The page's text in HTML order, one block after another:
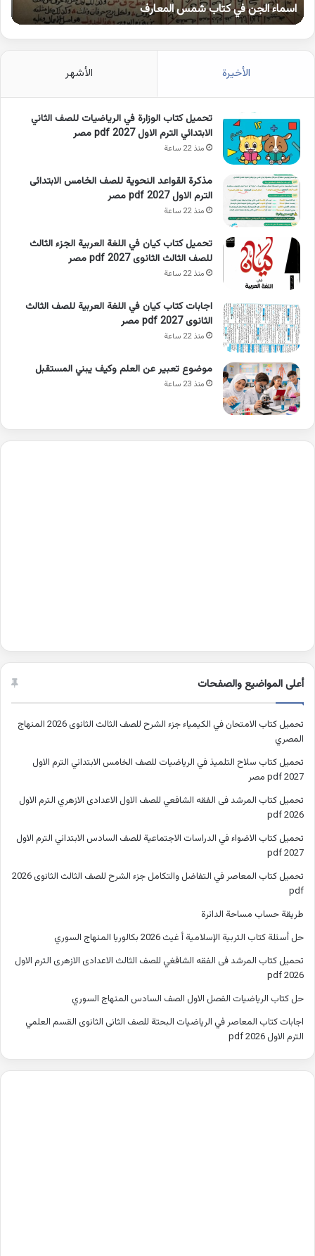
اسماء الجن في كتاب شمس المعارف
الأخيرة الأشهر
تحميل كتاب الوزارة في الرياضيات للصف الثاني
الابتدائي الترم الاول 2027 pdf مصر
منذ 22 ساعة
مذكرة القواعد النحوية للصف الخامس الابتدائى
الترم الاول 2027 pdf مصر
منذ 22 ساعة
تحميل كتاب كيان في اللغة العربية الجزء الثالث
للصف الثالث الثانوى 2027 pdf مصر
منذ 22 ساعة
اجابات كتاب كيان في اللغة العربية للصف الثالث
الثانوى 2027 pdf مصر
منذ 22 ساعة
موضوع تعبير عن العلم وكيف يبني المستقبل
منذ 23 ساعة
أعلى المواضيع والصفحات
تحميل كتاب الامتحان في الكيمياء جزء الشرح للصف الثالث الثانوى 2026 المنهاج
المصري
تحميل كتاب سلاح التلميذ في الرياضيات للصف الخامس الابتدائي الترم الاول
2027 pdf مصر
تحميل كتاب المرشد فى الفقه الشافعي للصف الاول الاعدادى الازهري الترم الاول
2026 pdf
تحميل كتاب الاضواء في الدراسات الاجتماعية للصف السادس الابتدائي الترم الاول
2027 pdf
تحميل كتاب المعاصر في التفاضل والتكامل جزء الشرح للصف الثالث الثانوى 2026
pdf
طريقة حساب مساحة الدائرة
حل أسئلة كتاب التربية الإسلامية أ غيث 2026 بكالوريا المنهاج السوري
تحميل كتاب المرشد فى الفقه الشافغي للصف الثالث الاعدادى الازهرى الترم الاول
2026 pdf
حل كتاب الرياضيات الفصل الاول الصف السادس المنهاج السوري
اجابات كتاب المعاصر في الرياضيات البحتة للصف الثانى الثانوى القسم العلمي
الترم الاول 2026 pdf